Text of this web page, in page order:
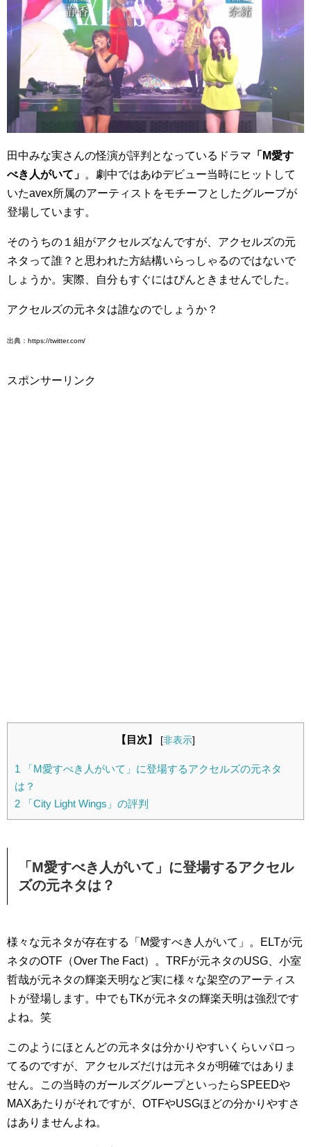
田中みな実さんの怪演が評判となっているドラマ 「M愛す
べき人がいて」 。劇中ではあゆデビュー当時にヒットして
いたavex所属のアーティストをモチーフとしたグループが
登場しています。
そのうちの１組がアクセルズなんですが、アクセルズの元
ネタって誰？と思われた方結構いらっしゃるのではないで
しょうか。実際、自分もすぐにはぴんときませんでした。
アクセルズの元ネタは誰なのでしょうか？
出典：https://twitter.com/
スポンサーリンク
【目次】 [非表示]
1 「M愛すべき人がいて」に登場するアクセルズの元ネタ
は？
2 「City Light Wings」の評判
「M愛すべき人がいて」に登場するアクセル
ズの元ネタは？
様々な元ネタが存在する「M愛すべき人がいて」。ELTが元
ネタのOTF（Over The Fact）。TRFが元ネタのUSG、小室
哲哉が元ネタの輝楽天明など実に様々な架空のアーティス
トが登場します。中でもTKが元ネタの輝楽天明は強烈です
よね。笑
このようにほとんどの元ネタは分かりやすいくらいパロっ
てるのですが、アクセルズだけは元ネタが明確ではありま
せん。この当時のガールズグループといったらSPEEDや
MAXあたりがそれですが、OTFやUSGほどの分かりやすさ
はありませんよね。